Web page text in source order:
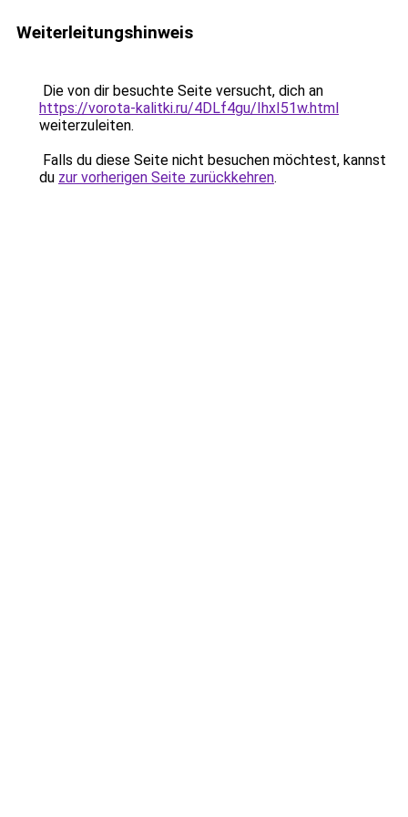
Weiterleitungshinweis
Die von dir besuchte Seite versucht, dich an
https://vorota-kalitki.ru/4DLf4gu/IhxI51w.html
weiterzuleiten.
Falls du diese Seite nicht besuchen möchtest, kannst
du zur vorherigen Seite zurückkehren.